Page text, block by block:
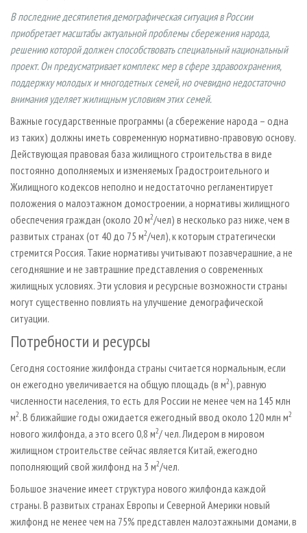
ПРОИЗВОДСТВО ДРЕВЕСНЫХ ПЛИТ
ДЕРЕВЯННОЕ ДОМОСТРОЕНИЕ
ПРОИЗВОДСТВО МЕБЕЛИ
БИОЭНЕРГЕТИКА
ЦБП
ИНСТРУМЕНТ И МАТЕРИАЛЫ
МОБИЛЬНЫЕ ВЫСТАВКИ
ОФИЦИАЛЬНЫЕ ДЕЛЕГАЦИИ
ПРИОРИТЕТНЫЕ ИНВЕСТПРОЕКТЫ
RUSSIAN FORESTRY REVIEW
ГАЗЕТА ЛЕСПРОМФОРУМ
БИБЛИОТЕКА СПЕЦИАЛИСТА
КОНТАКТЫ
РЕКЛАМА
РЕКЛАМА НА САЙТЕ
В последние десятилетия демографическая ситуация в России
приобретает масштабы актуальной проблемы сбережения народа,
решению которой должен способствовать специальный национальный
проект. Он предусматривает комплекс мер в сфере здравоохранения,
поддержку молодых и многодетных семей, но очевидно недостаточно
внимания уделяет жилищным условиям этих семей.
Важные государственные программы (а сбережение народа – одна
из таких) должны иметь современную нормативно-правовую основу.
Действующая правовая база жилищного строительства в виде
постоянно дополняемых и изменяемых Градостроительного и
Жилищного кодексов неполно и недостаточно регламентирует
положения о малоэтажном домостроении, а нормативы жилищного
обеспечения граждан (около 20 м2/чел) в несколько раз ниже, чем в
развитых странах (от 40 до 75 м2/чел), к которым стратегически
стремится Россия. Такие нормативы учитывают позавчерашние, а не
сегодняшние и не завтрашние представления о современных
жилищных условиях. Эти условия и ресурсные возможности страны
могут существенно повлиять на улучшение демографической
ситуации.
Потребности и ресурсы
Сегодня состояние жилфонда страны считается нормальным, если
он ежегодно увеличивается на общую площадь (в м2), равную
численности населения, то есть для России не менее чем на 145 млн
м2. В ближайшие годы ожидается ежегодный ввод около 120 млн м2
нового жилфонда, а это всего 0,8 м2/ чел. Лидером в мировом
жилищном строительстве сейчас является Китай, ежегодно
пополняющий свой жилфонд на 3 м2/чел.
Большое значение имеет структура нового жилфонда каждой
страны. В развитых странах Европы и Северной Америки новый
жилфонд не менее чем на 75% представлен малоэтажными домами, в